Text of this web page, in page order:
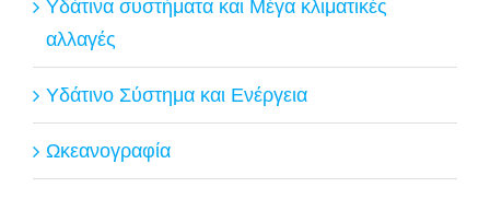
Υδάτινα συστήματα και Μέγα κλιματικές
αλλαγές
Υδάτινο Σύστημα και Ενέργεια
Ωκεανογραφία